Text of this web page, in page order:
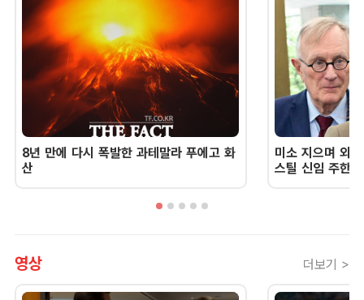
8년 만에 다시 폭발한 과테말라 푸에고 화
산
미소 지으며 외
스틸 신임 주한
영상 더보기 >